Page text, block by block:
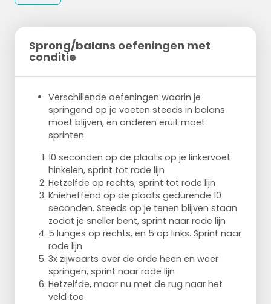
Sprong/balans oefeningen met
conditie
Verschillende oefeningen waarin je
springend op je voeten steeds in balans
moet blijven, en anderen eruit moet
sprinten
10 seconden op de plaats op je linkervoet
hinkelen, sprint tot rode lijn
Hetzelfde op rechts, sprint tot rode lijn
Knieheffend op de plaats gedurende 10
seconden. Steeds op je tenen blijven staan
zodat je sneller bent, sprint naar rode lijn
5 lunges op rechts, en 5 op links. Sprint naar
rode lijn
3x zijwaarts over de orde heen en weer
springen, sprint naar rode lijn
Hetzelfde, maar nu met de rug naar het
veld toe